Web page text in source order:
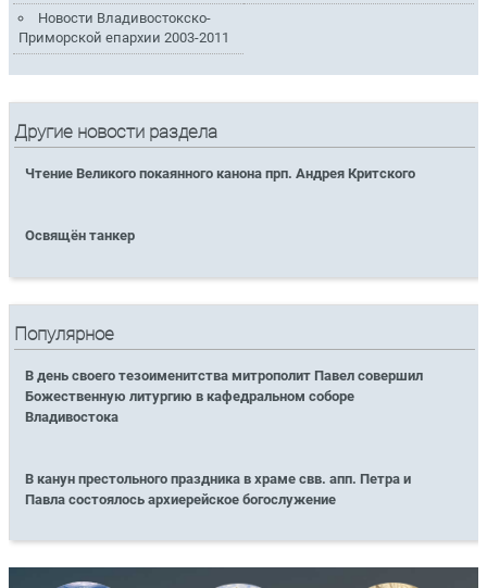
Новости Владивостокско-
Приморской епархии 2003-2011
Другие новости раздела
Чтение Великого покаянного канона прп. Андрея Критского
Освящён танкер
Популярное
В день своего тезоименитства митрополит Павел совершил
Божественную литургию в кафедральном соборе
Владивостока
В канун престольного праздника в храме свв. апп. Петра и
Павла состоялось архиерейское богослужение